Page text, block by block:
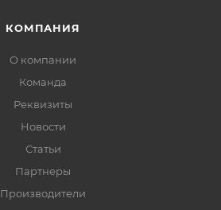
КОМПАНИЯ
О компании
Команда
Реквизиты
Новости
Статьи
Партнеры
Производители